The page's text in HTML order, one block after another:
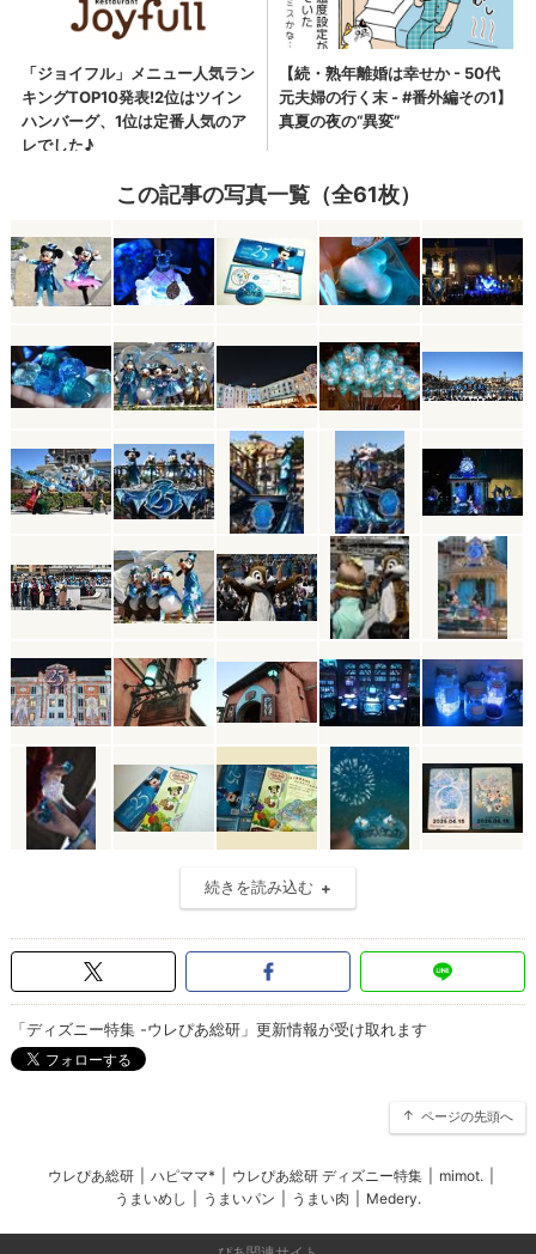
この記事の写真一覧（全61枚）
続きを読み込む
「ディズニー特集 -ウレぴあ総研」更新情報が受け取れます
ページの先頭へ
ウレぴあ総研 ハピママ* ウレぴあ総研 ディズニー特集 mimot.
うまいめし
うまいパン うまい肉 Medery.